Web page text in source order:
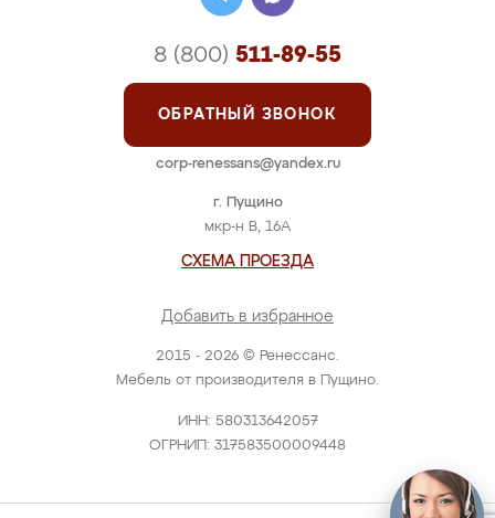
2015 - 2026 © Ренессанс.
Мебель от производителя в Пущино.
ИНН: 580313642057
ОГРНИП: 317583500009448
г. Пущино
мкр-н В, 16А
СХЕМА ПРОЕЗДА
Добавить в избранное
8 (800) 511-89-55
ОБРАТНЫЙ ЗВОНОК
corp-renessans@yandex.ru